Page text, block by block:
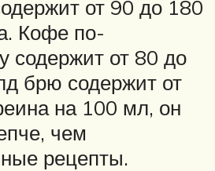
от 90 до 180
Кофе по-
содержит от 80 до
брю содержит от
на 100 мл, он
чем
рецепты.